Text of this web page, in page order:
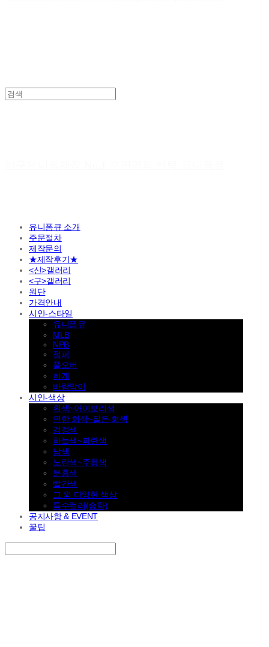
유니폼큐 소개
주문절차
제작문의
★제작후기★
<신>갤러리
<구>갤러리
원단
가격안내
시안-스타일
유니폼큐
MLB
NPB
점퍼
풀오버
하계
바람막이
시안-색상
흰색~아이보리색
연한 회색~짙은 회색
검정색
하늘색~파란색
남색
노란색~주황색
분홍색
빨간색
그 외 다양한 색상
특수컬러(승화)
공지사항 & EVENT
꿀팁